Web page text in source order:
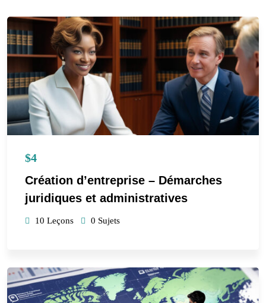
$4
Création d’entreprise – Démarches
juridiques et administratives
10 Leçons 0 Sujets